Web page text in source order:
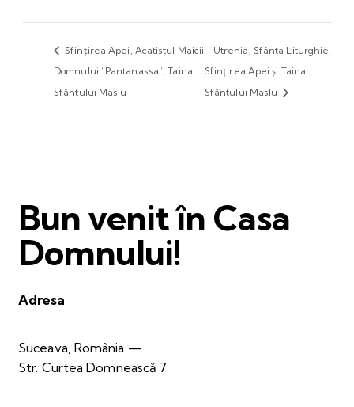
Sfințirea Apei, Acatistul Maicii
Domnului ”Pantanassa”, Taina
Sfântului Maslu
Utrenia, Sfânta Liturghie,
Sfințirea Apei și Taina
Sfântului Maslu
Bun venit în Casa
Domnului!
Adresa
Suceava, România —
Str. Curtea Domnească 7